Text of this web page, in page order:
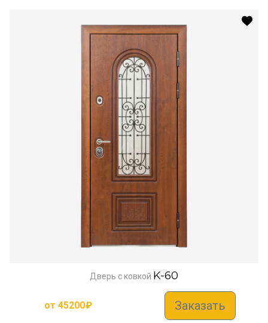
Дверь с ковкой K-60
от 45200₽ Заказать